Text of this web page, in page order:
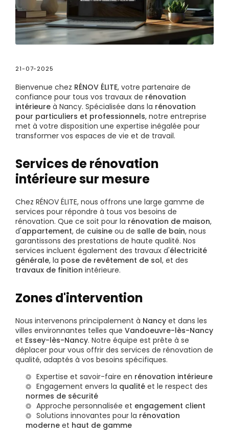
21-07-2025
Bienvenue chez RÉNOV ÉLITE, votre partenaire de
confiance pour tous vos travaux de rénovation
intérieure à Nancy. Spécialisée dans la rénovation
pour particuliers et professionnels, notre entreprise
met à votre disposition une expertise inégalée pour
transformer vos espaces de vie et de travail.
Services de rénovation
intérieure sur mesure
Chez RÉNOV ÉLITE, nous offrons une large gamme de
services pour répondre à tous vos besoins de
rénovation. Que ce soit pour la rénovation de maison,
d'appartement, de cuisine ou de salle de bain, nous
garantissons des prestations de haute qualité. Nos
services incluent également des travaux d'électricité
générale, la pose de revêtement de sol, et des
travaux de finition intérieure.
Zones d'intervention
Nous intervenons principalement à Nancy et dans les
villes environnantes telles que Vandoeuvre-lès-Nancy
et Essey-lès-Nancy. Notre équipe est prête à se
déplacer pour vous offrir des services de rénovation de
qualité, adaptés à vos besoins spécifiques.
Expertise et savoir-faire en rénovation intérieure
Engagement envers la qualité et le respect des
normes de sécurité
Approche personnalisée et engagement client
Solutions innovantes pour la rénovation
moderne et haut de gamme